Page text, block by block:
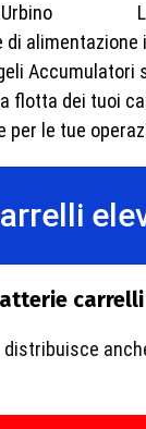
alimentazione
flotta dei tuoi
per le tue